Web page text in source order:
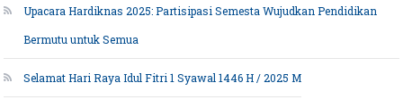
Upacara Hardiknas 2025: Partisipasi Semesta Wujudkan Pendidikan
Bermutu untuk Semua
Selamat Hari Raya Idul Fitri 1 Syawal 1446 H / 2025 M